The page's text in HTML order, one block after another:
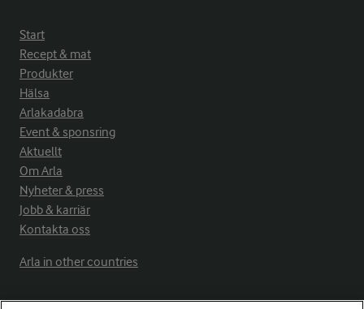
Start
Recept & mat
Produkter
Hälsa
Arlakadabra
Event & sponsring
Aktuellt
Om Arla
Nyheter & press
Jobb & karriär
Kontakta oss
Arla in other countries